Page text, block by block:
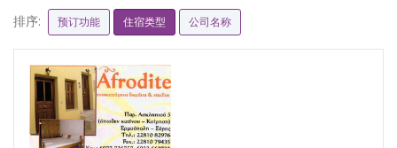
排序: 预订功能 住宿类型 公司名称